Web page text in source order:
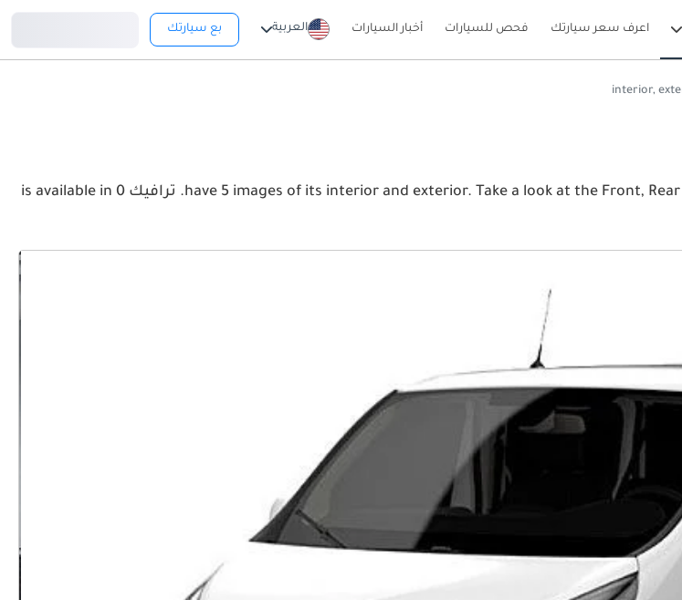
اعرف سعر سيارتك فحص للسيارات أخبار السيارات العربية بع سيارتك
View the latest رينو ترافيك 2026 image gallery. رينو ترافيك have 5 images of its interior and exterior. Take a look at the Front, Rear and Side profiles. ترافيك is available in 0